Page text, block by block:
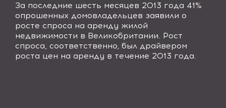
За последние шесть месяцев 2013 года 41%
опрошенных домовладельцев заявили о
росте спроса на аренду жилой
недвижимости в Великобритании. Рост
спроса, соответственно, был драйвером
роста цен на аренду в течение 2013 года.